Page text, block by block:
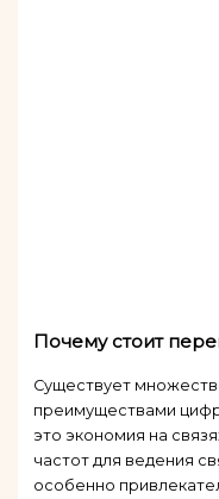
Почему стоит
Существует
преимуществами
это экономия на
частот для ведения
особенно